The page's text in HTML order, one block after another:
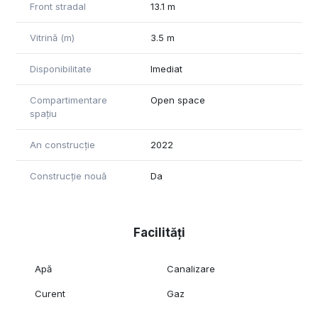
Front stradal 13.1 m
Vitrină (m) 3.5 m
Disponibilitate Imediat
Compartimentare
spațiu
Open space
An construcție 2022
Construcție nouă Da
Facilități
Apă Canalizare
Curent Gaz